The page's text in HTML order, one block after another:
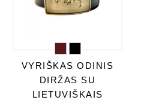
VYRIŠKAS ODINIS
DIRŽAS SU
LIETUVIŠKAIS